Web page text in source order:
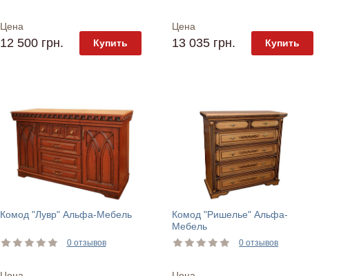
Цена
12 500 грн. Купить
Цена
13 035 грн. Купить
Комод "Лувр" Альфа-Мебель
0 отзывов
Комод "Ришелье" Альфа-
Мебель
0 отзывов